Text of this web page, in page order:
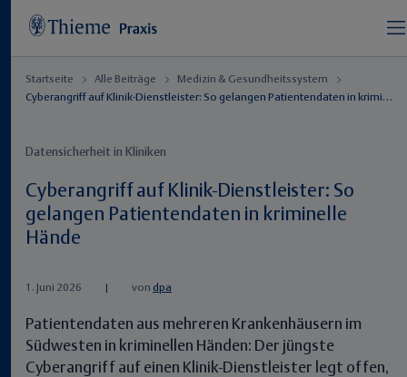
Startseite Alle Beiträge
Medizin & Gesundheitssystem
Cyberangriff auf Klinik-Dienstleister: So gelangen Patientendaten in kriminelle Hände
Datensicherheit in Kliniken
Cyberangriff auf Klinik-Dienstleister: So
gelangen Patientendaten in kriminelle
Hände
1. Juni 2026 von dpa
Patientendaten aus mehreren Krankenhäusern im
Südwesten in kriminellen Händen: Der jüngste
Cyberangriff auf einen Klinik-Dienstleister legt offen,